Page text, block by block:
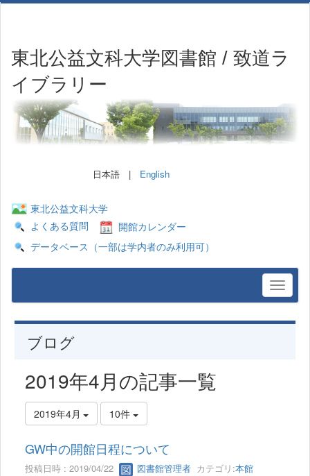
東北公益文科大学図書館 / 致道ラ
イブラリー
日本語 | English
東北公益文科大学
よくある質問
開館カレンダー
データベース（一部は学内者のみ利用可）
ブログ
2019年4月の記事一覧
2019年4月 10件
GW中の開館日程について
投稿日時 : 2019/04/22 図書館管理者 カテゴリ:本館